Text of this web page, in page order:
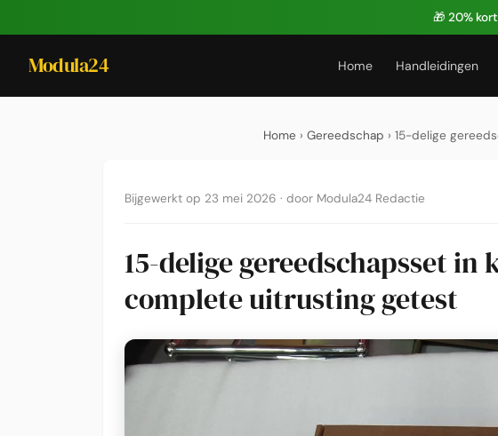
🎁 20%
Modula24 Home Handleidingen
Home › Gereedschap › 15-delige
Bijgewerkt op 23 mei 2026 · door Modula24 Redactie
15-delige gereedschapsset in
complete uitrusting getest